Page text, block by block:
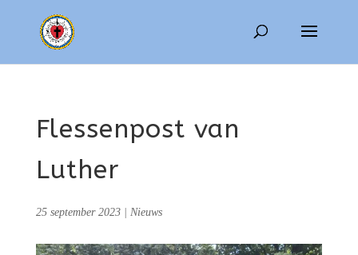
Flessenpost van
Luther
25 september 2023| Nieuws